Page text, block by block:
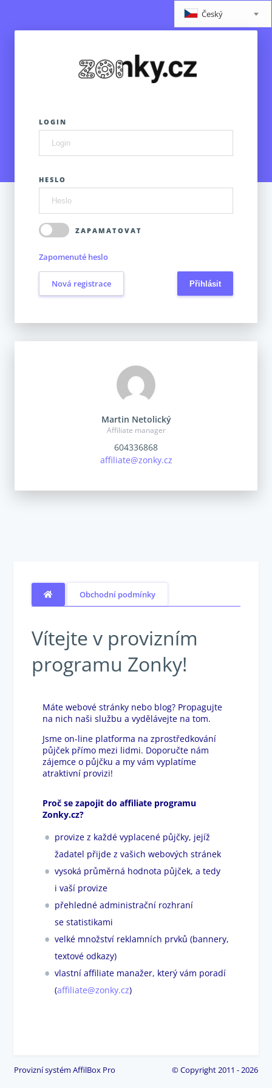
Český
LOGIN
HESLO
ZAPAMATOVAT
Zapomenuté heslo
Nová registrace
Martin Netolický
Affiliate manager
604336868
affiliate@zonky.cz
Obchodní podmínky
Vítejte v provizním
programu Zonky!
Máte webové stránky nebo blog? Propagujte
na nich naši službu a vydělávejte na tom.
Jsme on-line platforma na zprostředkování
půjček přímo mezi lidmi. Doporučte nám
zájemce o půjčku a my vám vyplatíme
atraktivní provizi!
Proč se zapojit do affiliate programu
Zonky.cz?
provize z každé vyplacené půjčky, jejíž
žadatel přijde z vašich webových stránek
vysoká průměrná hodnota půjček, a tedy
i vaší provize
přehledné administrační rozhraní
se statistikami
velké množství reklamních prvků (bannery,
textové odkazy)
vlastní affiliate manažer, který vám poradí
(affiliate@zonky.cz)
© Copyright 2011 - 2026
Provizní systémAffilBox Pro